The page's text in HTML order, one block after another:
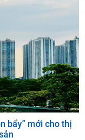
bẩy” mới cho thị